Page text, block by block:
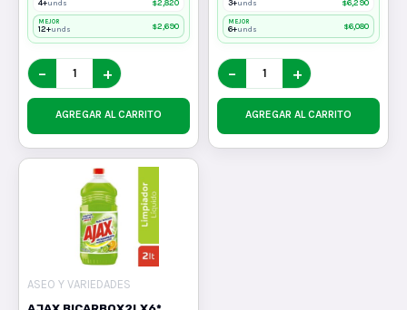
4+unds $2,820
MEJOR
12+unds $2,690
− +
AGREGAR AL CARRITO
3+unds $6,290
MEJOR
6+unds $6,080
− +
AGREGAR AL CARRITO
ASEO Y VARIEDADES